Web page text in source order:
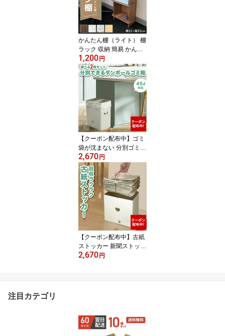
園 小学生 低学年 高学年
男の子 女の子 子供 キッ
ズ 遊ぶ ギフト プレゼン
ト 送料無料
かんたん棚（ライト） 棚
ラック 収納 簡易 かんた
ん ダンボール 段ボール
家具 軽量 軽い 子供部屋
アウトドア イベント 屋
内 スリム おしゃれ かわ
いい エコ 木目 さかな シ
ェルフ マルチラック イ
ンテリア ディスプレイ
送料無料
1,200円
【クーポン配布中】ゴミ
袋が沈まない 分別ゴミ箱
2WAYダストボックス 2
個 段ボール ダンボール
箱 ボックス 45L 45リッ
トル 20L 20リットル ゴ
ミばこ ごみ箱 ごみばこ
おしゃれ かわいい 分別 e
co エコ 家 会社 アウトド
ア キャンプ BBQ 2セッ
2,670円
【クーポン配布中】古紙
ストッカー 新聞ストッカ
ー 新聞紙ストッカー 新
も通し付 新聞 書類 紙 用
紙 送料無料
2,670円
注目カテゴリ